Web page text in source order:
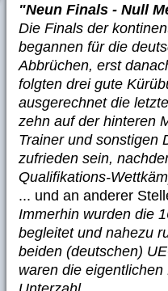
"Neun Finals - Null
Die Finals der
begannen für die
Abbrüchen, erst
folgten drei gute
ausgerechnet die
zehn auf der hinteren
Trainer und sonstigen
zufrieden sein,
Qualifikations-
... und an anderer
Immerhin wurden die
begleitet und nahezu
beiden (deutschen)
waren die